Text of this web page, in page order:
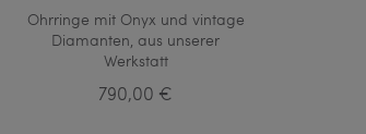
Ohrringe mit Onyx und vintage
Diamanten, aus unserer
Werkstatt
790,00 €